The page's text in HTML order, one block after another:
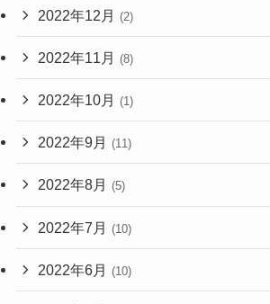
2022年12月 (2)
2022年11月 (8)
2022年10月 (1)
2022年9月 (11)
2022年8月 (5)
2022年7月 (10)
2022年6月 (10)